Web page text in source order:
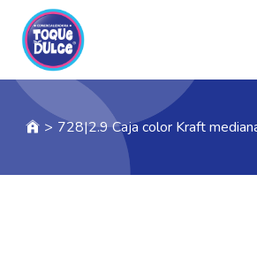
> 728|2.9 Caja color Kraft